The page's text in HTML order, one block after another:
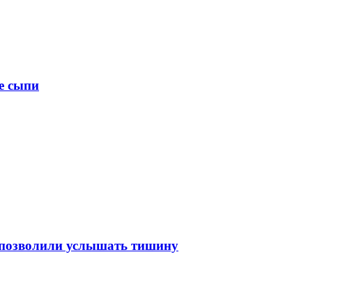
сыпи
услышать тишину